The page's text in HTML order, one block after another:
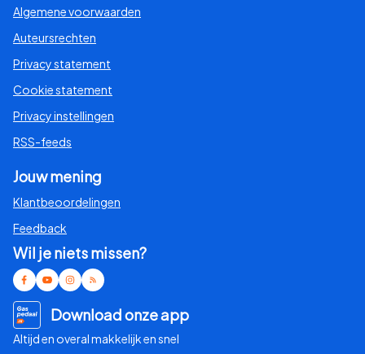
Algemene voorwaarden
Auteursrechten
Privacy statement
Cookie statement
Privacy instellingen
RSS-feeds
Jouw mening
Klantbeoordelingen
Feedback
Wil je niets missen?
Download onze app
Altijd en overal makkelijk en snel